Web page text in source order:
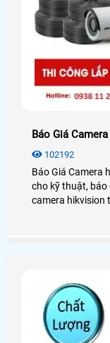
Báo Giá
102192
Báo Giá Camera
cho kỹ thuật, báo
camera hikvision